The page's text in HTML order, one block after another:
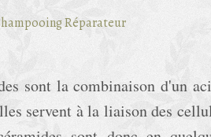
sont la combinaison d'un
servent à la liaison des